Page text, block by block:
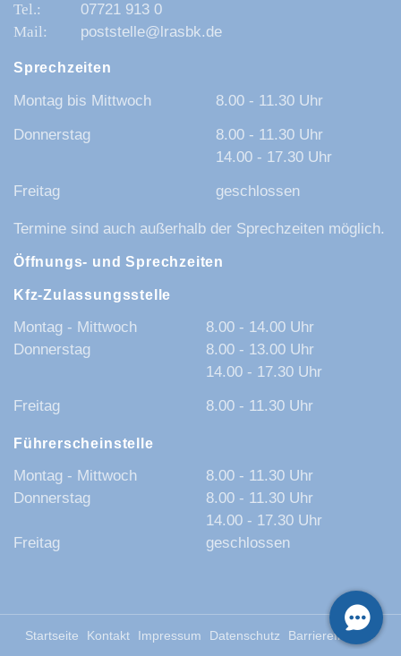
07721 913 0
poststelle@lrasbk.de
Sprechzeiten
Montag bis Mittwoch
8.00 - 11.30 Uhr
Donnerstag
8.00 - 11.30 Uhr
14.00 - 17.30 Uhr
Freitag
geschlossen
Termine sind auch außerhalb der Sprechzeiten möglich.
Öffnungs- und Sprechzeiten
Kfz-Zulassungsstelle
Montag - Mittwoch
8.00 - 14.00 Uhr
Donnerstag
8.00 - 13.00 Uhr
14.00 - 17.30 Uhr
Freitag
8.00 - 11.30 Uhr
Führerscheinstelle
Montag - Mittwoch
8.00 - 11.30 Uhr
Donnerstag
8.00 - 11.30 Uhr
14.00 - 17.30 Uhr
Freitag
geschlossen
Startseite Kontakt Impressum Datenschutz Barrierefreiheit